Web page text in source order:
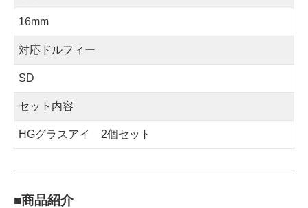
16mm
対応ドルフィー
SD
セット内容
HGグラスアイ 2個セット
■商品紹介